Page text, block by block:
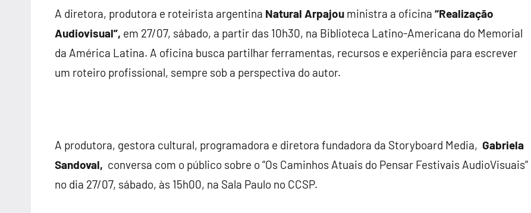
A diretora, produtora e roteirista argentina Natural Arpajou ministra a oficina “Realização
Audiovisual”, em 27/07, sábado, a partir das 10h30, na Biblioteca Latino-Americana do Memorial
da América Latina. A oficina busca partilhar ferramentas, recursos e experiência para escrever
um roteiro profissional, sempre sob a perspectiva do autor.
A produtora, gestora cultural, programadora e diretora fundadora da Storyboard Media, Gabriela
Sandoval, conversa com o público sobre o “Os Caminhos Atuais do Pensar Festivais AudioVisuais”
no dia 27/07, sábado, às 15h00, na Sala Paulo no CCSP.